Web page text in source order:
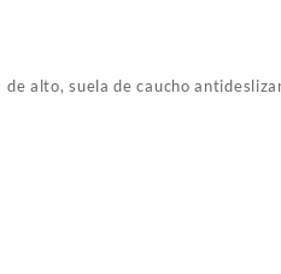
alto, suela de caucho